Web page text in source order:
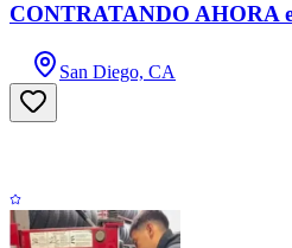
CONTRATANDO AHORA
San Diego, CA